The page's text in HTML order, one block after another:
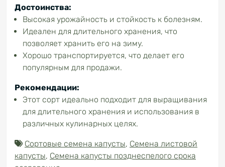
Достоинства:
Высокая урожайность и стойкость к болезням.
Идеален для длительного хранения, что
позволяет хранить его на зиму.
Хорошо транспортируется, что делает его
популярным для продажи.
Рекомендации:
Этот сорт идеально подходит для выращивания
для длительного хранения и использования в
различных кулинарных целях.
Сортовые семена капусты, Семена листовой
капусты, Семена капусты позднеспелого срока